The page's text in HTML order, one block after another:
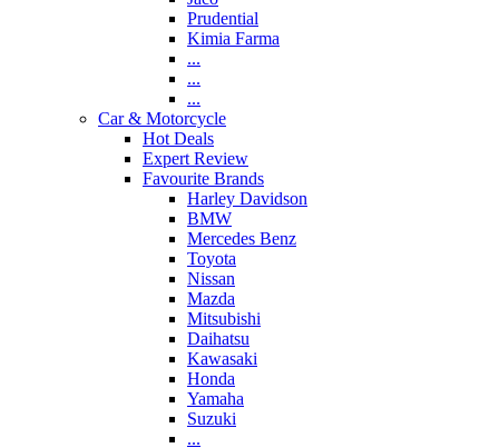
Prudential
Kimia Farma
...
...
...
Car & Motorcycle
Hot Deals
Expert Review
Favourite Brands
Harley Davidson
BMW
Mercedes Benz
Toyota
Nissan
Mazda
Mitsubishi
Daihatsu
Kawasaki
Honda
Yamaha
Suzuki
...